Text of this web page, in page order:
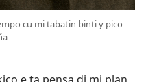
cu mi tabatin binti y pico